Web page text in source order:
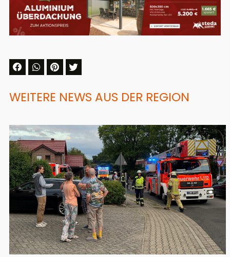
WEITERE NEWS AUS DER REGION